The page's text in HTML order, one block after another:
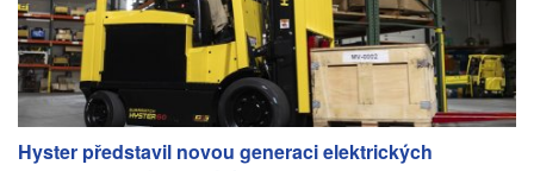
Hyster představil novou generaci elektrických